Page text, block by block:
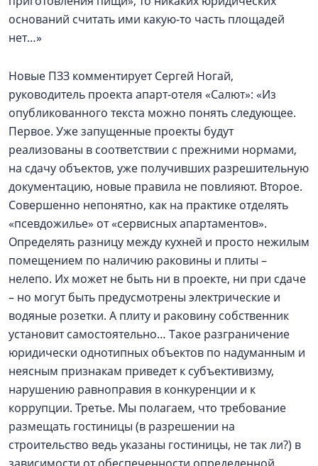
оснований считать ими какую-то часть площадей
нет…»
Новые ПЗЗ комментирует Сергей Ногай,
руководитель проекта апарт-отеля «Салют»: «Из
опубликованного текста можно понять следующее.
Первое. Уже запущенные проекты будут
реализованы в соответствии с прежними нормами,
на сдачу объектов, уже получивших разрешительную
документацию, новые правила не повлияют. Второе.
Совершенно непонятно, как на практике отделять
«псевдожилье» от «сервисных апартаментов».
Определять разницу между кухней и просто нежилым
помещением по наличию раковины и плиты –
нелепо. Их может не быть ни в проекте, ни при сдаче
– но могут быть предусмотрены электрические и
водяные розетки. А плиту и раковину собственник
установит самостоятельно… Такое разграничение
юридически однотипных объектов по надуманным и
неясным признакам приведет к субъективизму,
нарушению равноправия в конкуренции и к
коррупции. Третье. Мы полагаем, что требование
размещать гостиницы (в разрешении на
строительство ведь указаны гостиницы, не так ли?) в